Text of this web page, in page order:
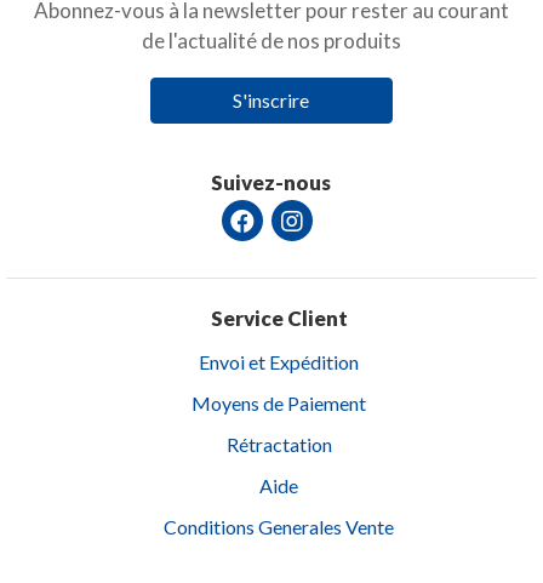
Abonnez-vous à la newsletter pour rester au courant
de l'actualité de nos produits
S'inscrire
Suivez-nous
Service Client
Envoi et Expédition
Moyens de Paiement
Rétractation
Aide
Conditions Generales Vente